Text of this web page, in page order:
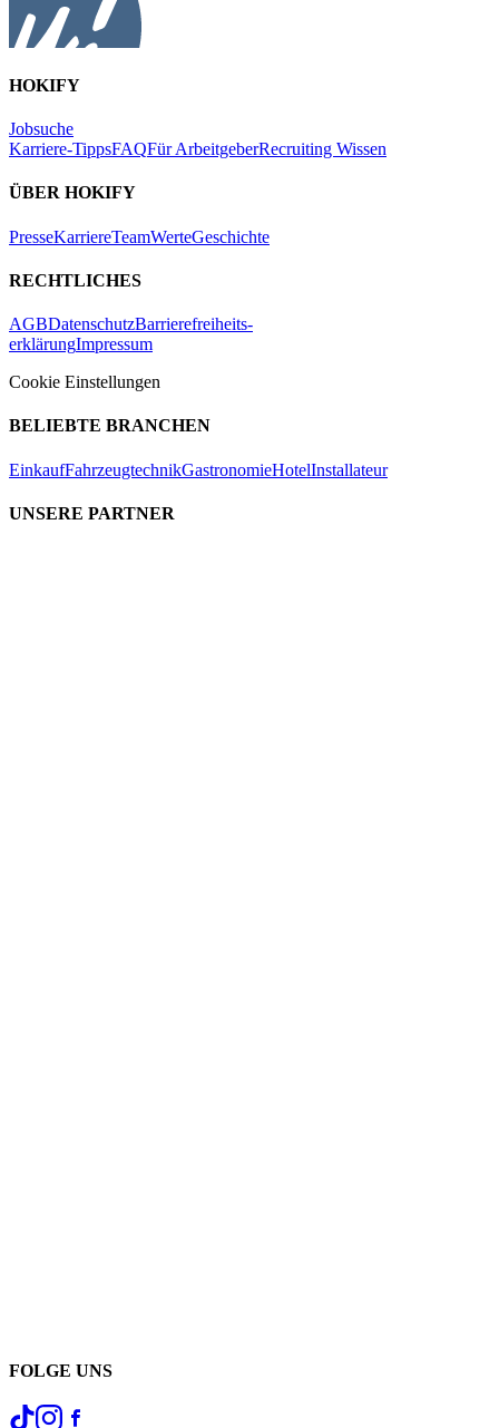
HOKIFY
Jobsuche
Karriere-TippsFAQFür ArbeitgeberRecruiting Wissen
ÜBER HOKIFY
PresseKarriereTeamWerteGeschichte
RECHTLICHES
AGBDatenschutzBarrierefreiheits-
erklärungImpressum
Cookie Einstellungen
BELIEBTE BRANCHEN
EinkaufFahrzeugtechnikGastronomieHotelInstallateur
UNSERE PARTNER
FOLGE UNS